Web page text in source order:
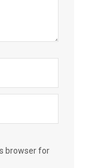
browser for